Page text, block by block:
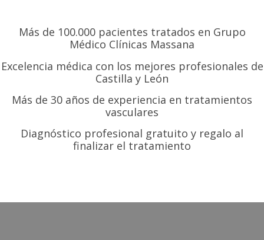
Más de 100.000 pacientes tratados en Grupo
Médico Clínicas Massana
Excelencia médica con los mejores profesionales de
Castilla y León
Más de 30 años de experiencia en tratamientos
vasculares
Diagnóstico profesional gratuito y regalo al
finalizar el tratamiento